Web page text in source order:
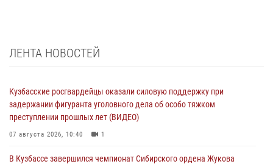
ЛЕНТА НОВОСТЕЙ
Кузбасские росгвардейцы оказали силовую поддержку при
задержании фигуранта уголовного дела об особо тяжком
преступлении прошлых лет (ВИДЕО)
07 августа 2026, 10:40 1
В Кузбассе завершился чемпионат Сибирского ордена Жукова